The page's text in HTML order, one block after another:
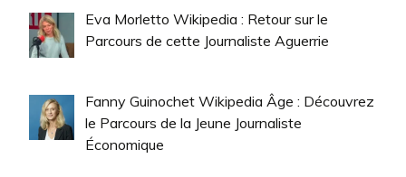
Eva Morletto Wikipedia : Retour sur le
Parcours de cette Journaliste Aguerrie
Fanny Guinochet Wikipedia Âge : Découvrez
le Parcours de la Jeune Journaliste
Économique